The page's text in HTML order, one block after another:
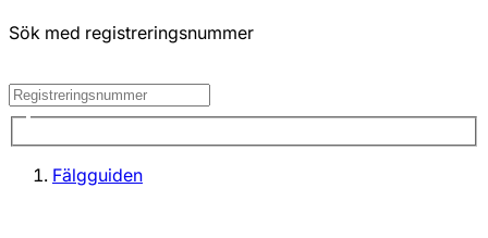
Sök med registreringsnummer
Fälgguiden